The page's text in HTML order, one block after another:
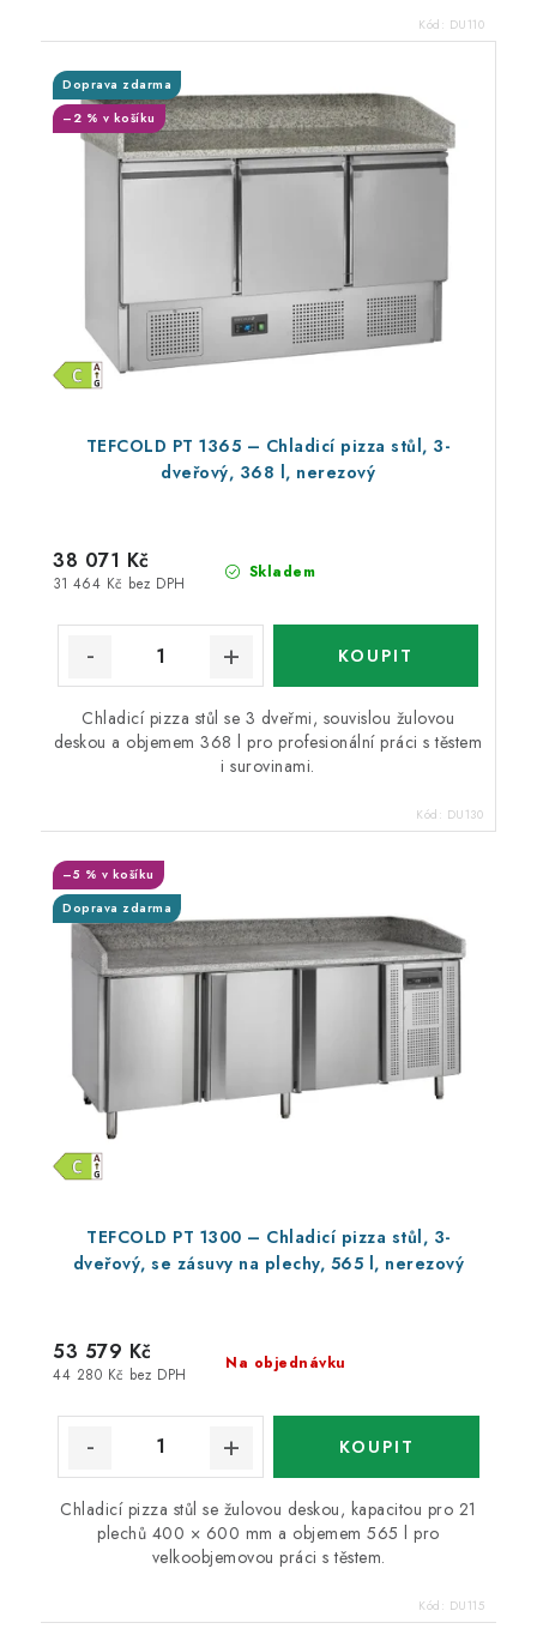
Kód: DU110
TEFCOLD PT 1365 – Chladicí pizza stůl, 3-
dveřový, 368 l, nerezový
Doprava zdarma
–2 % v košíku
Skladem
31 464 Kč bez DPH
38 071 Kč
Chladicí pizza stůl se 3 dveřmi, souvislou žulovou
deskou a objemem 368 l pro profesionální práci s těstem
i surovinami.
Kód: DU130
TEFCOLD PT 1300 – Chladicí pizza stůl, 3-
dveřový, se zásuvy na plechy, 565 l, nerezový
Doprava zdarma
–5 % v košíku
Na objednávku
44 280 Kč bez DPH
53 579 Kč
Chladicí pizza stůl se žulovou deskou, kapacitou pro 21
plechů 400 × 600 mm a objemem 565 l pro
velkoobjemovou práci s těstem.
Kód: DU115